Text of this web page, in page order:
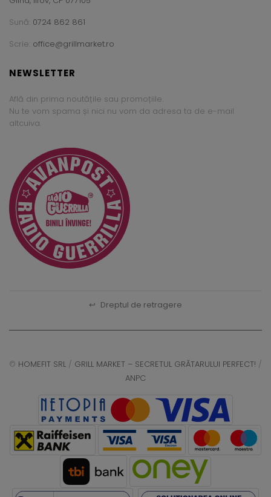
Sună: 0724 862 861
Scrie: office@grillmarket.ro
NEWSLETTER
Află din prima noutățile sau promoțiile.
Nu te vom spama și nici nu vom da adresa ta de e-mail
altcuiva.
↩ Dreptul de retragere
© HOMEFIT SRL / GRILL MARKET – SECRETUL GRĂTARULUI PERFECT! /
ANPC